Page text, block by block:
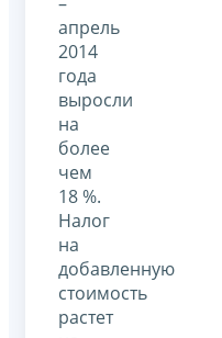
апрель
2014
года
выросли
на
более
чем
18 %.
Налог
на
добавленную
стоимость
растет